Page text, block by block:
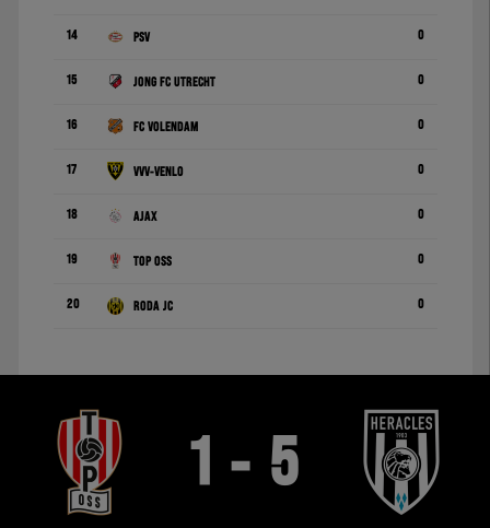
14 PSV 0
15 Jong FC Utrecht 0
16 FC Volendam 0
17 VVV-Venlo 0
18 Ajax 0
19 TOP Oss 0
20 Roda JC 0
1 - 5